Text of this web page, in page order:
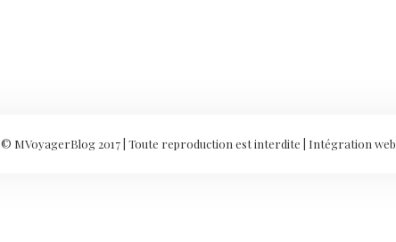
© MVoyagerBlog 2017 | Toute reproduction est interdite | Intégration web